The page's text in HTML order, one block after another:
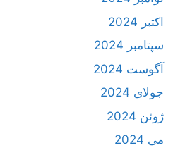
اکتبر 2024
سپتامبر 2024
آگوست 2024
جولای 2024
ژوئن 2024
می 2024